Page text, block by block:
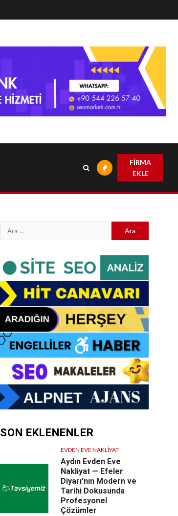
FİRMA
EKLE
Arama:
SON EKLENENLER
EVDEN EVE NAKLIYAT
Aydın Evden Eve
Nakliyat — Efeler
Diyarı’nın Modern ve
Tarihi Dokusunda
Profesyonel
Çözümler